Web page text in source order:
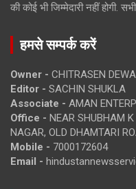
की कोई भी जिम्मेदारी नहीं होगी.
हमसे सम्पर्क करें
Owner - CHITRASEN
Editor - SACHIN SHUKLA
Associate - AMAN
Office - NEAR SHUBHAM
NAGAR, OLD DHAMTARI
Mobile - 7000172604
Email -